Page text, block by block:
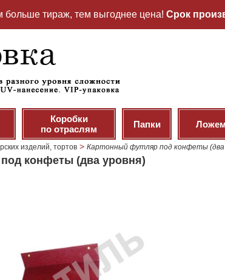
больше тираж, тем выгоднее цена! Срок
Коробки
по отраслям
Папки
изделий, тортов > Картонный футляр под конфеты (два
конфеты (два уровня)